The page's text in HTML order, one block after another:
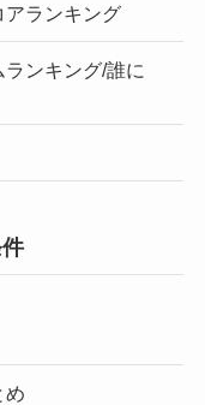
アランキング
ンキング/誰に
め